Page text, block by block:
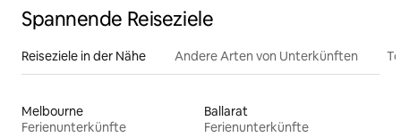
Spannende Reiseziele
Reiseziele in der Nähe Andere Arten von Unterkünften
Melbourne
Ferienunterkünfte
Ballarat
Ferienunterkünfte